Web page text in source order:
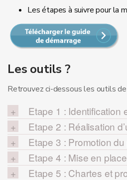
Les étapes à suivre pour la
Les outils ?
Retrouvez ci-dessous les outils
Etape 1 : Identification
Etape 2 : Réalisation
Etape 3 : Promotion
Etape 4 : Mise en place
Etape 5 : Chartes et